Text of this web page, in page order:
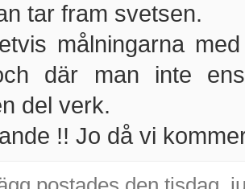
tar fram svetsen.
målningarna
där man inte
del verk.
!! Jo då vi